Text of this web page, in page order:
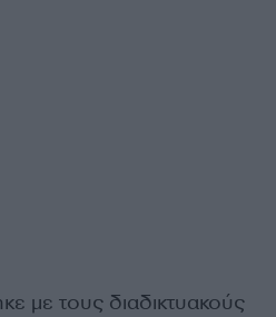
με τους διαδικτυακούς